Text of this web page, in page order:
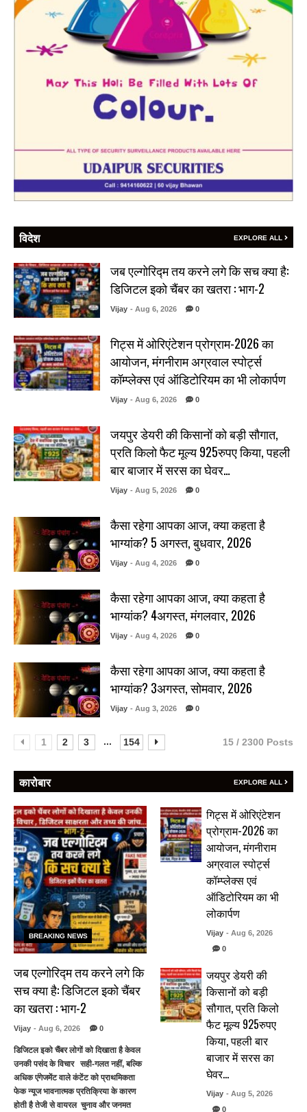
विदेश EXPLORE ALL
जब एल्गोरिद्म तय करने लगे कि सच क्या है:
डिजिटल इको चैंबर का खतरा : भाग-2
Vijay - Aug 6, 2026 0
गिट्स में ओरिएंटेशन प्रोग्राम-2026 का
आयोजन, मंगनीराम अग्रवाल स्पोर्ट्स
कॉम्प्लेक्स एवं ऑडिटोरियम का भी लोकार्पण
Vijay - Aug 6, 2026 0
जयपुर डेयरी की किसानों को बड़ी सौगात,
प्रति किलो फैट मूल्य 925रुपए किया, पहली
बार बाजार में सरस का घेवर…
Vijay - Aug 5, 2026 0
कैसा रहेगा आपका आज, क्या कहता है
भाग्यांक? 5 अगस्त, बुधवार, 2026
Vijay - Aug 4, 2026 0
कैसा रहेगा आपका आज, क्या कहता है
भाग्यांक? 4अगस्त, मंगलवार, 2026
Vijay - Aug 4, 2026 0
कैसा रहेगा आपका आज, क्या कहता है
भाग्यांक? 3अगस्त, सोमवार, 2026
Vijay - Aug 3, 2026 0
1 2 3 ... 154 15 / 2300 Posts
कारोबार EXPLORE ALL
BREAKING NEWS
जब एल्गोरिद्म तय करने लगे कि
सच क्या है: डिजिटल इको चैंबर
का खतरा : भाग-2
Vijay - Aug 6, 2026 0
डिजिटल इको चैंबर लोगों को दिखाता है केवल
उनकी पसंद के विचार सही-गलत नहीं, बल्कि
अधिक एंगेजमेंट वाले कंटेंट को प्राथमिकता
फेक न्यूज भावनात्मक प्रतिक्रिया के कारण
होती है तेजी से वायरल चुनाव और जनमत
गिट्स में ओरिएंटेशन
प्रोग्राम-2026 का
आयोजन, मंगनीराम
अग्रवाल स्पोर्ट्स
कॉम्प्लेक्स एवं
ऑडिटोरियम का भी
लोकार्पण
Vijay - Aug 6, 2026
0
जयपुर डेयरी की
किसानों को बड़ी
सौगात, प्रति किलो
फैट मूल्य 925रुपए
किया, पहली बार
बाजार में सरस का
घेवर…
Vijay - Aug 5, 2026
0